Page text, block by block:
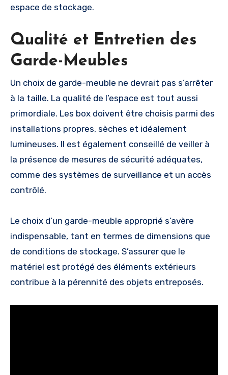
espace de stockage.
Qualité et Entretien des
Garde-Meubles
Un choix de garde-meuble ne devrait pas s’arrêter
à la taille. La qualité de l’espace est tout aussi
primordiale. Les box doivent être choisis parmi des
installations propres, sèches et idéalement
lumineuses. Il est également conseillé de veiller à
la présence de mesures de sécurité adéquates,
comme des systèmes de surveillance et un accès
contrôlé.
Le choix d’un garde-meuble approprié s’avère
indispensable, tant en termes de dimensions que
de conditions de stockage. S’assurer que le
matériel est protégé des éléments extérieurs
contribue à la pérennité des objets entreposés.